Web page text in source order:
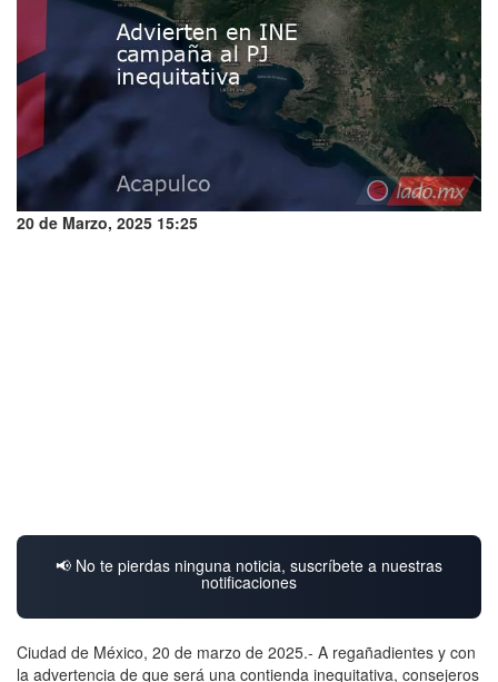
20 de Marzo, 2025 15:25
📢 No te pierdas ninguna noticia, suscríbete a nuestras
notificaciones
Ciudad de México, 20 de marzo de 2025.- A regañadientes y con
la advertencia de que será una contienda inequitativa, consejeros